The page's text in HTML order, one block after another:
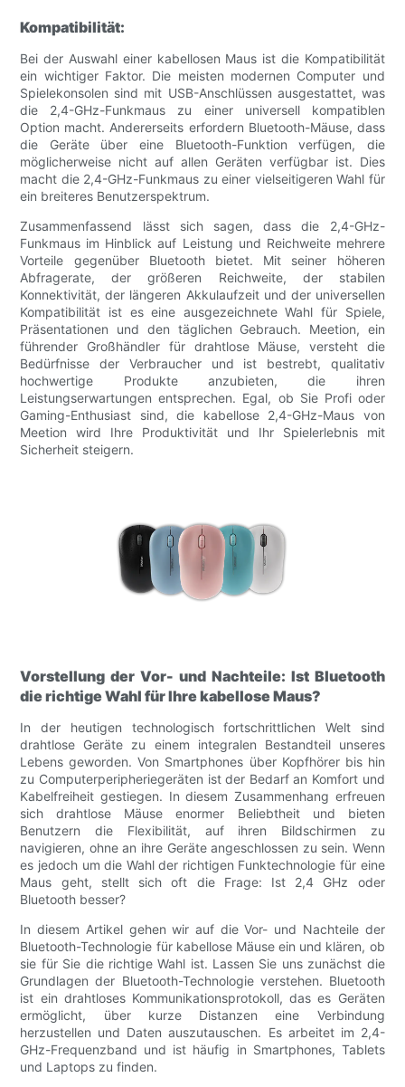
Kompatibilität:
Bei der Auswahl einer kabellosen Maus ist die Kompatibilität
ein wichtiger Faktor. Die meisten modernen Computer und
Spielekonsolen sind mit USB-Anschlüssen ausgestattet, was
die 2,4-GHz-Funkmaus zu einer universell kompatiblen
Option macht. Andererseits erfordern Bluetooth-Mäuse, dass
die Geräte über eine Bluetooth-Funktion verfügen, die
möglicherweise nicht auf allen Geräten verfügbar ist. Dies
macht die 2,4-GHz-Funkmaus zu einer vielseitigeren Wahl für
ein breiteres Benutzerspektrum.
Zusammenfassend lässt sich sagen, dass die 2,4-GHz-
Funkmaus im Hinblick auf Leistung und Reichweite mehrere
Vorteile gegenüber Bluetooth bietet. Mit seiner höheren
Abfragerate, der größeren Reichweite, der stabilen
Konnektivität, der längeren Akkulaufzeit und der universellen
Kompatibilität ist es eine ausgezeichnete Wahl für Spiele,
Präsentationen und den täglichen Gebrauch. Meetion, ein
führender Großhändler für drahtlose Mäuse, versteht die
Bedürfnisse der Verbraucher und ist bestrebt, qualitativ
hochwertige Produkte anzubieten, die ihren
Leistungserwartungen entsprechen. Egal, ob Sie Profi oder
Gaming-Enthusiast sind, die kabellose 2,4-GHz-Maus von
Meetion wird Ihre Produktivität und Ihr Spielerlebnis mit
Sicherheit steigern.
Vorstellung der Vor- und Nachteile: Ist Bluetooth
die richtige Wahl für Ihre kabellose Maus?
In der heutigen technologisch fortschrittlichen Welt sind
drahtlose Geräte zu einem integralen Bestandteil unseres
Lebens geworden. Von Smartphones über Kopfhörer bis hin
zu Computerperipheriegeräten ist der Bedarf an Komfort und
Kabelfreiheit gestiegen. In diesem Zusammenhang erfreuen
sich drahtlose Mäuse enormer Beliebtheit und bieten
Benutzern die Flexibilität, auf ihren Bildschirmen zu
navigieren, ohne an ihre Geräte angeschlossen zu sein. Wenn
es jedoch um die Wahl der richtigen Funktechnologie für eine
Maus geht, stellt sich oft die Frage: Ist 2,4 GHz oder
Bluetooth besser?
In diesem Artikel gehen wir auf die Vor- und Nachteile der
Bluetooth-Technologie für kabellose Mäuse ein und klären, ob
sie für Sie die richtige Wahl ist. Lassen Sie uns zunächst die
Grundlagen der Bluetooth-Technologie verstehen. Bluetooth
ist ein drahtloses Kommunikationsprotokoll, das es Geräten
ermöglicht, über kurze Distanzen eine Verbindung
herzustellen und Daten auszutauschen. Es arbeitet im 2,4-
GHz-Frequenzband und ist häufig in Smartphones, Tablets
und Laptops zu finden.